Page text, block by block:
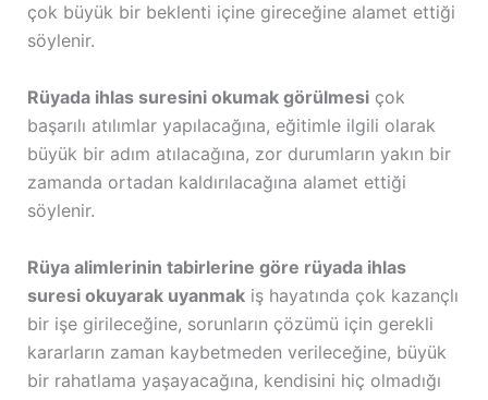
çok büyük bir beklenti içine gireceğine alamet ettiği
söylenir.
Rüyada ihlas suresini okumak görülmesiçok
başarılı atılımlar yapılacağına, eğitimle ilgili olarak
büyük bir adım atılacağına, zor durumların yakın bir
zamanda ortadan kaldırılacağına alamet ettiği
söylenir.
Rüya alimlerinin tabirlerine göre rüyada ihlas
suresi okuyarak uyanmakiş hayatında çok kazançlı
bir işe girileceğine, sorunların çözümü için gerekli
kararların zaman kaybetmeden verileceğine, büyük
bir rahatlama yaşayacağına, kendisini hiç olmadığı